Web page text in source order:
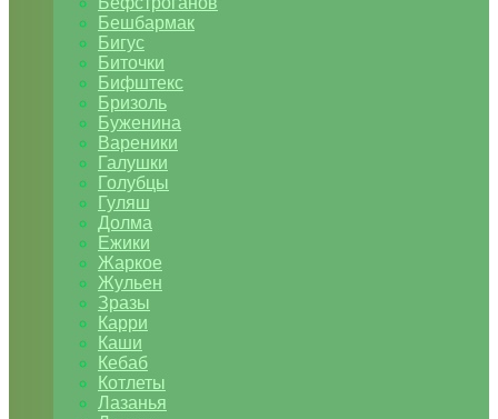
Бешбармак
Бигус
Биточки
Бифштекс
Бризоль
Буженина
Вареники
Галушки
Голубцы
Гуляш
Долма
Ежики
Жаркое
Жульен
Зразы
Карри
Каши
Кебаб
Котлеты
Лазанья